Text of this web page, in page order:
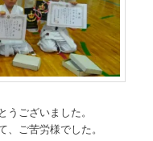
ございました。
ご苦労様でした。